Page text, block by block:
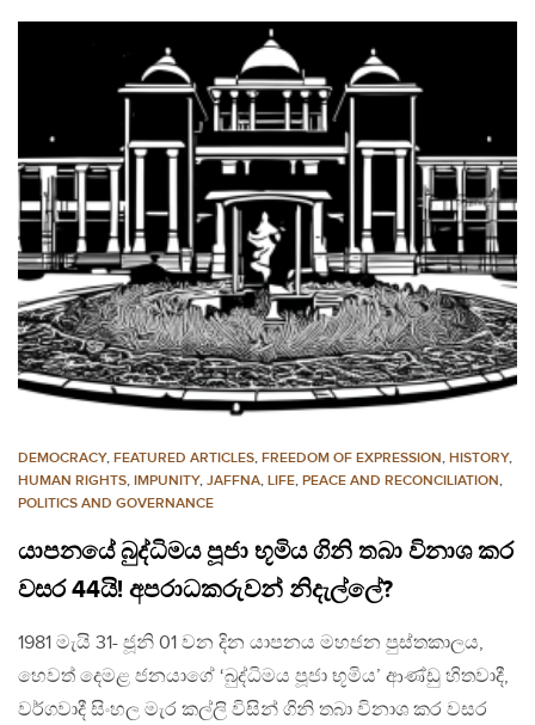
DEMOCRACY, FEATURED ARTICLES, FREEDOM OF EXPRESSION, HISTORY,
HUMAN RIGHTS, IMPUNITY, JAFFNA, LIFE, PEACE AND RECONCILIATION,
POLITICS AND GOVERNANCE
යාපනයේ බුද්ධිමය පූජා භූමිය ගිනි තබා විනාශ කර
වසර 44යි! අපරාධකරුවන් නිදැල්ලේ?
1981 මැයි 31- ජූනි 01 වන දින යාපනය මහජන පුස්තකාලය,
හෙවත් දෙමළ ජනයාගේ ‘බුද්ධිමය පූජා භූමිය’ ආණ්ඩු හිතවාදී,
වර්ගවාදී සිංහල මැර කල්ලි විසින් ගිනි තබා විනාශ කර වසර